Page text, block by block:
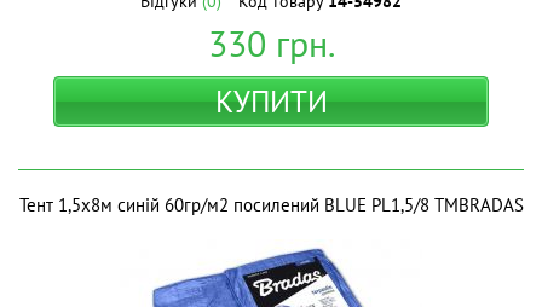
330 грн.
КУПИТИ
Тент 1,5х8м синій 60гр/м2 посилений BLUE PL1,5/8 ТМBRADAS